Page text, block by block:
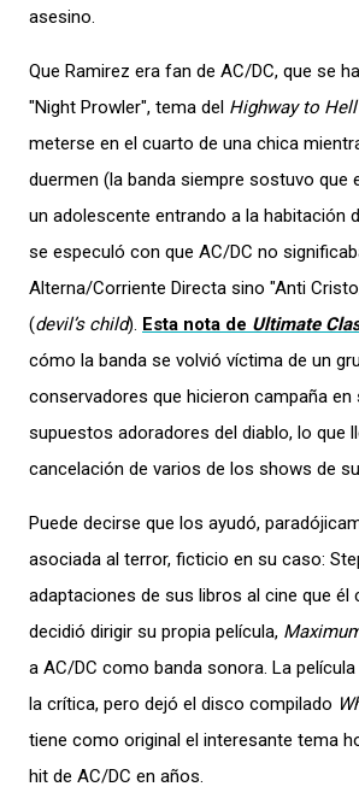
asesino.
Que Ramirez era fan de AC/DC, que se
"Night Prowler", tema del Highway to Hell
meterse en el cuarto de una chica
duermen (la banda siempre sostuvo que
un adolescente entrando a la habitación
se especuló con que AC/DC no
Alterna/Corriente Directa sino "Anti
(devil’s child). Esta nota de Ultimate
cómo la banda se volvió víctima de un
conservadores que hicieron campaña
supuestos adoradores del diablo, lo que
cancelación de varios de los shows de
Puede decirse que los ayudó,
asociada al terror, ficticio en su caso:
adaptaciones de sus libros al cine que él
decidió dirigir su propia película,
a AC/DC como banda sonora. La
la crítica, pero dejó el disco compilado
tiene como original el interesante tema
hit de AC/DC en años.